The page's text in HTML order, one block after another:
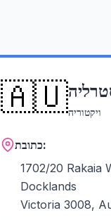
🇦🇺ויקטוריה
כתובת:
1702/20 Rakaia
Docklands
Victoria 3008,